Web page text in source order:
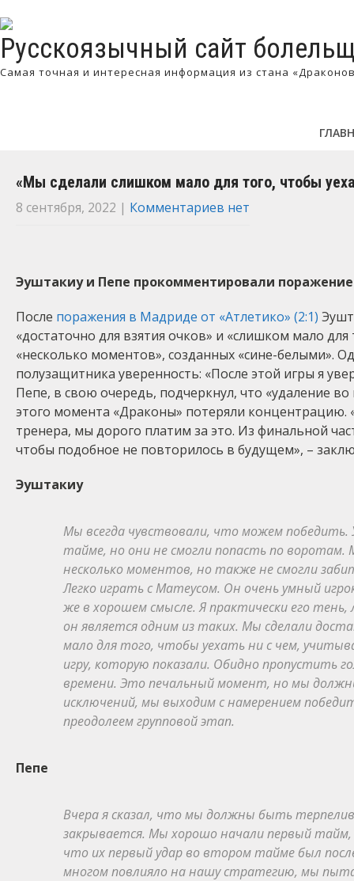
Русскоязычный сайт
Самая точная и интересная информация из стана
«Мы сделали слишком мало для того, чтобы
8 сентября, 2022 | Комментариев нет
Эуштакиу и Пепе прокомментировали
После поражения в Мадриде от «Атлетико» (2:1)
«достаточно для взятия очков» и «слишком мало
«несколько моментов», созданных «сине-белыми».
полузащитника уверенность: «После этой игры я
Пепе, в свою очередь, подчеркнул, что «удаление
этого момента «Драконы» потеряли концентрацию.
тренера, мы дорого платим за это. Из финальной
чтобы подобное не повторилось в будущем», –
Эуштакиу
Мы всегда чувствовали, что можем
тайме, но они не смогли попасть по воротам.
несколько моментов, но также не смогли
Легко играть с Матеусом. Он очень умный
же в хорошем смысле. Я практически его тень,
он является одним из таких. Мы сделали
мало для того, чтобы уехать ни с чем,
игру, которую показали. Обидно пропустить
времени. Это печальный момент, но мы
исключений, мы выходим с намерением
преодолеем групповой этап.
Пепе
Вчера я сказал, что мы должны быть
закрывается. Мы хорошо начали первый
что их первый удар во втором тайме был
многом повлияло на нашу стратегию, мы